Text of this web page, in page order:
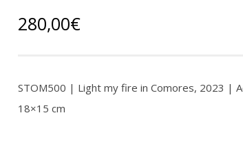
280,00€
STOM500 | Light my fire in Comores, 2023 |
18×15 cm